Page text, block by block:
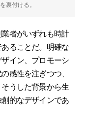
裏付ける。
者がいずれも時計
ることだ。明確な
イン、プロモーシ
感性を注ぎつつ、
うした背景から生
的なデザインであ